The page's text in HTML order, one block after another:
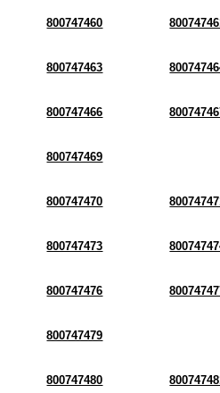
800747460
800747463
800747466
800747469
800747470
800747473
800747476
800747479
800747480